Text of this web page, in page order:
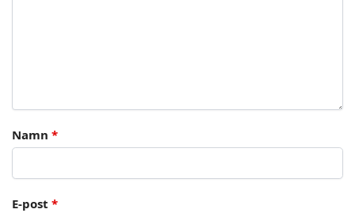
Namn *
E-post *